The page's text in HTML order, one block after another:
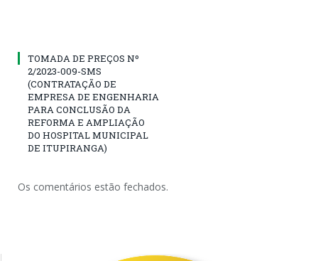
TOMADA DE PREÇOS Nº
2/2023-009-SMS
(CONTRATAÇÃO DE
EMPRESA DE ENGENHARIA
PARA CONCLUSÃO DA
REFORMA E AMPLIAÇÃO
DO HOSPITAL MUNICIPAL
DE ITUPIRANGA)
Os comentários estão fechados.